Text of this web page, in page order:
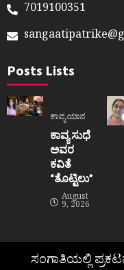
7019100351
Posts Lists
ಕಾವ್ಯಯಾನ
ಕಾವ್ಯ ಸುಧೆ
ಅವರ
ಕವಿತೆ
“ತೊಟ್ಟಿಲು”
August
9, 2026
ಸಂಗಾತಿಯಲ್ಲಿ